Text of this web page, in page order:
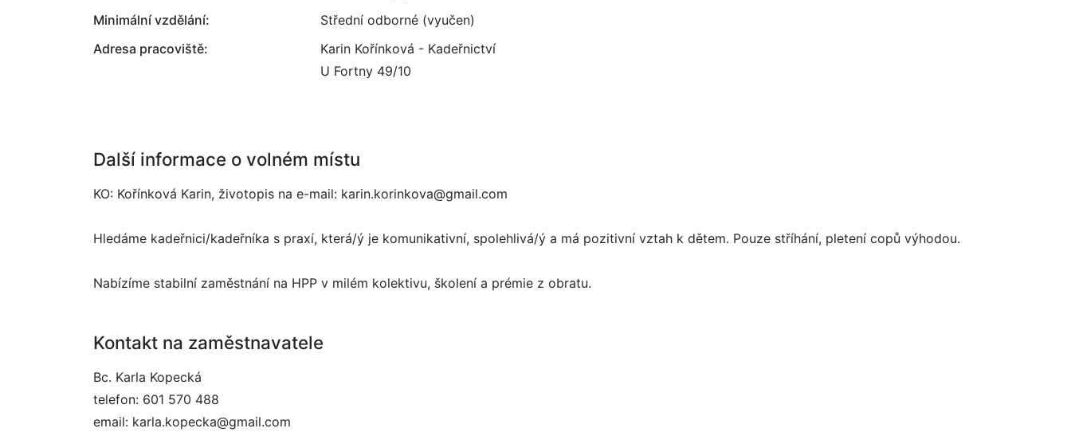
Minimální vzdělání:
Střední odborné (vyučen)
Adresa pracoviště:
Karin Kořínková - Kadeřnictví
U Fortny 49/10
Další informace o volném místu
KO: Kořínková Karin, životopis na e-mail: karin.korinkova@gmail.com
Hledáme kadeřnici/kadeřníka s praxí, která/ý je komunikativní, spolehlivá/ý a má pozitivní vztah k dětem. Pouze stříhání, pletení copů výhodou.
Nabízíme stabilní zaměstnání na HPP v milém kolektivu, školení a prémie z obratu.
Kontakt na zaměstnavatele
Bc. Karla Kopecká
telefon: 601 570 488
email: karla.kopecka@gmail.com